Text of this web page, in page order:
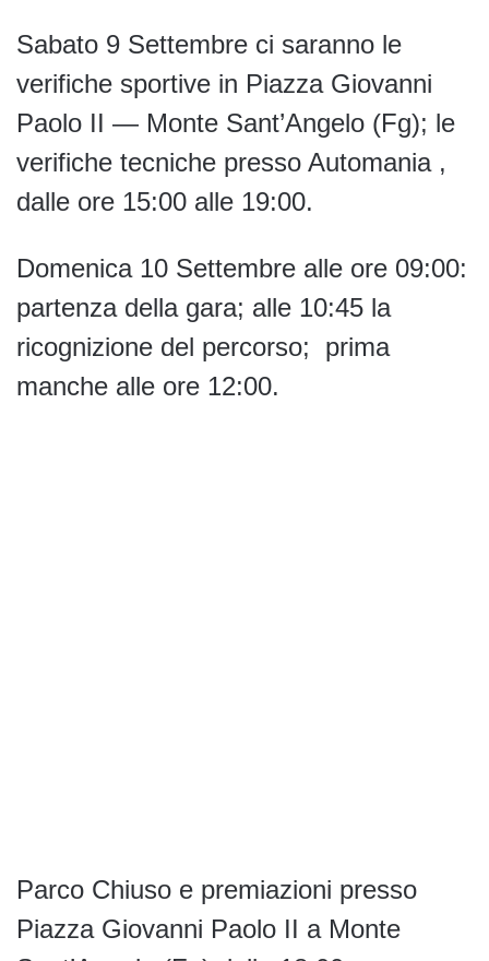
Sabato 9 Settembre ci saranno le
verifiche sportive in Piazza Giovanni
Paolo II — Monte Sant’Angelo (Fg); le
verifiche tecniche presso Automania ,
dalle ore 15:00 alle 19:00.
Domenica 10 Settembre alle ore 09:00:
partenza della gara; alle 10:45 la
ricognizione del percorso; prima
manche alle ore 12:00.
Parco Chiuso e premiazioni presso
Piazza Giovanni Paolo II a Monte